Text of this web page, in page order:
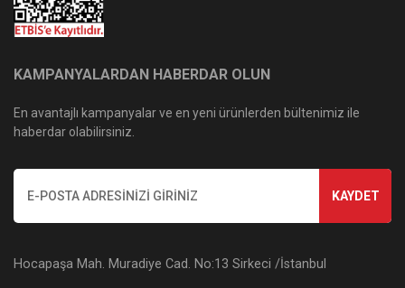
KAMPANYALARDAN HABERDAR OLUN
En avantajlı kampanyalar ve en yeni ürünlerden bültenimiz ile
haberdar olabilirsiniz.
KAYDET
Hocapaşa Mah. Muradiye Cad. No:13 Sirkeci /İstanbul